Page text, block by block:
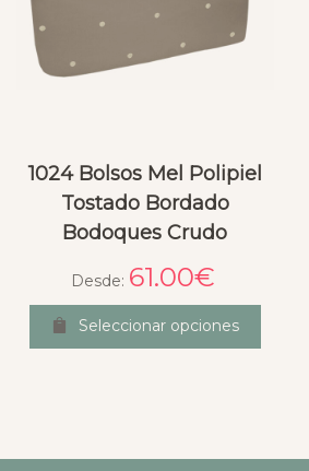
1024 Bolsos Mel Polipiel
Tostado Bordado
Bodoques Crudo
Desde: 61.00€
Seleccionar opciones